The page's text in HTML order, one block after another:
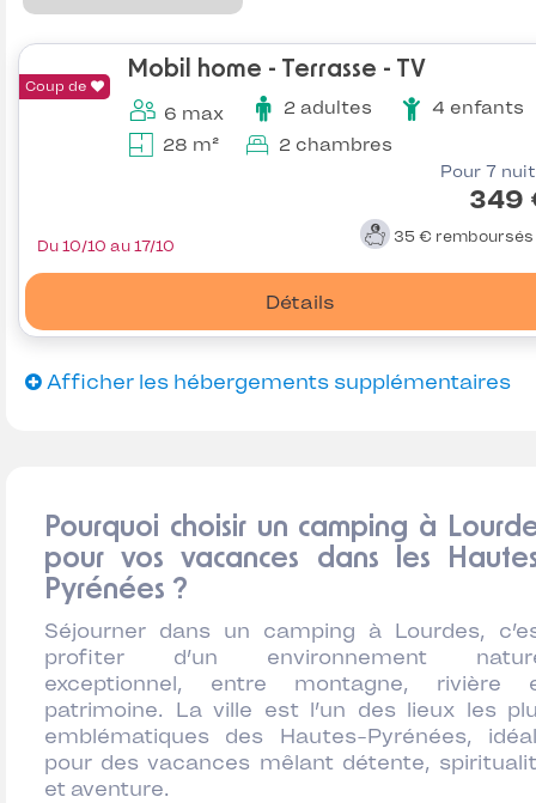
Coup de
Mobil home - Terrasse - TV
6 max 2 adultes
4 enfants
28 m²
2 chambres
Pour 7
349
35 € remboursés
Détails
Du 10/10 au 17/10
Afficher les hébergements supplémentaires
Pourquoi choisir un camping à
pour vos vacances dans les
Pyrénées ?
Séjourner dans un camping à Lourdes,
profiter d’un environnement
exceptionnel, entre montagne, rivière
patrimoine. La ville est l’un des lieux les
emblématiques des Hautes-Pyrénées,
pour des vacances mêlant détente,
et aventure.